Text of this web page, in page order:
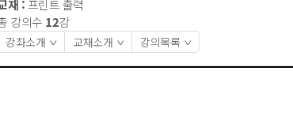
재 : 프린트 출력
강의수 12강
강좌소개> 교재소개> 강의목록>